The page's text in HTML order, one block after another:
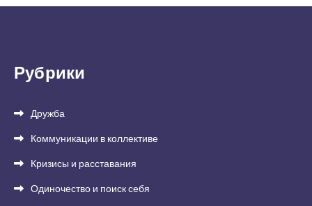
Рубрики
Дружба
Коммуникации в коллективе
Кризисы и расставания
Одиночество и поиск себя